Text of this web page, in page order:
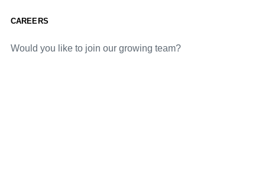
CAREERS
Would you like to join our growing team?